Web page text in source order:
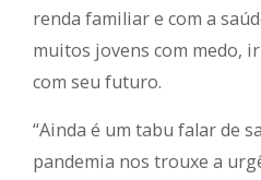
renda familiar e com a
muitos jovens com medo,
com seu futuro.
“Ainda é um tabu falar de
pandemia nos trouxe a